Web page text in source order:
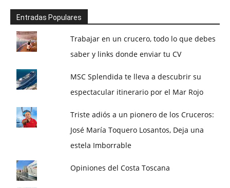
Entradas Populares
Trabajar en un crucero, todo lo que debes
saber y links donde enviar tu CV
MSC Splendida te lleva a descubrir su
espectacular itinerario por el Mar Rojo
Triste adiós a un pionero de los Cruceros:
José María Toquero Losantos, Deja una
estela Imborrable
Opiniones del Costa Toscana